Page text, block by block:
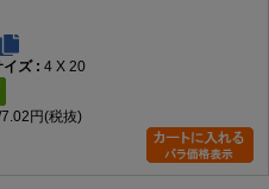
4 X 20
7.02円(税抜)